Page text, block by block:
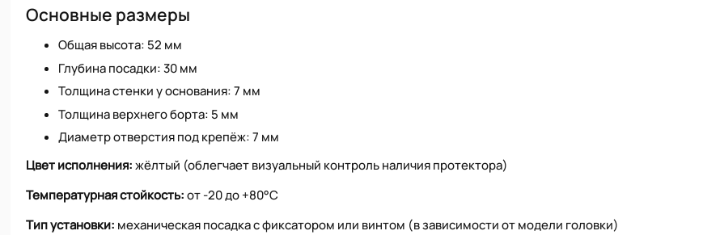
Основные размеры
Общая высота: 52 мм
Глубина посадки: 30 мм
Толщина стенки у основания: 7 мм
Толщина верхнего борта: 5 мм
Диаметр отверстия под крепёж: 7 мм
Цвет исполнения:жёлтый (облегчает визуальный контроль наличия протектора)
Температурная стойкость:от -20 до +80°C
Тип установки: механическая посадка с фиксатором или винтом (в зависимости от модели головки)